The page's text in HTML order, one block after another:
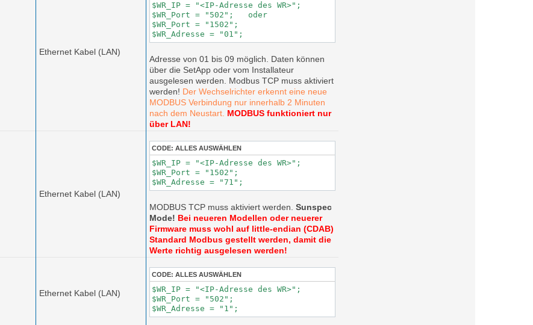
Ethernet Kabel (LAN)
$WR_IP = "<IP-Adresse des WR>";
$WR_Port = "502";   oder
$WR_Port = "1502";
$WR_Adresse = "01";
Adresse von 01 bis 09 möglich.
Daten können
über die SetApp oder vom Installateur
ausgelesen werden. Modbus TCP muss aktiviert
werden! Der Wechselrichter erkennt eine neue
MODBUS Verbindung nur innerhalb 2 Minuten
nach dem Neustart. MODBUS funktioniert nur
über LAN!
Ethernet Kabel (LAN)
CODE: ALLES AUSWÄHLEN
$WR_IP = "<IP-Adresse des WR>";
$WR_Port = "1502";
$WR_Adresse = "71";
MODBUS TCP muss aktiviert werden. Sunspec
Mode! Bei neueren Modellen oder neuerer
Firmware muss wohl auf little-endian (CDAB)
Standard Modbus gestellt werden, damit die
Werte richtig ausgelesen werden!
Ethernet Kabel (LAN)
CODE: ALLES AUSWÄHLEN
$WR_IP = "<IP-Adresse des WR>";
$WR_Port = "502";
$WR_Adresse = "1";